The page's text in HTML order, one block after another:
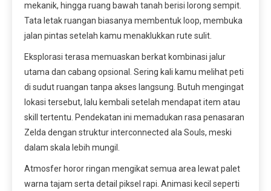
mekanik, hingga ruang bawah tanah berisi lorong sempit.
Tata letak ruangan biasanya membentuk loop, membuka
jalan pintas setelah kamu menaklukkan rute sulit.
Eksplorasi terasa memuaskan berkat kombinasi jalur
utama dan cabang opsional. Sering kali kamu melihat peti
di sudut ruangan tanpa akses langsung. Butuh mengingat
lokasi tersebut, lalu kembali setelah mendapat item atau
skill tertentu. Pendekatan ini memadukan rasa penasaran
Zelda dengan struktur interconnected ala Souls, meski
dalam skala lebih mungil.
Atmosfer horor ringan mengikat semua area lewat palet
warna tajam serta detail piksel rapi. Animasi kecil seperti